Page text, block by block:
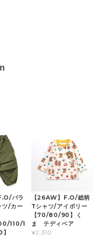
パラ
ツ/カー
110/1
【26AW】F.O/総柄
Tシャツ/アイボリー
【70/80/90】く
ま テディベア
¥2,310